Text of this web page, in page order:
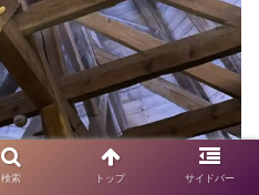
検索 トップ サイドバー